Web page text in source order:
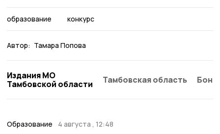
образование конкурс
Автор: Тамара Попова
Издания МО
Тамбовской области
Тамбовская область
Образование 4 августа , 12:48